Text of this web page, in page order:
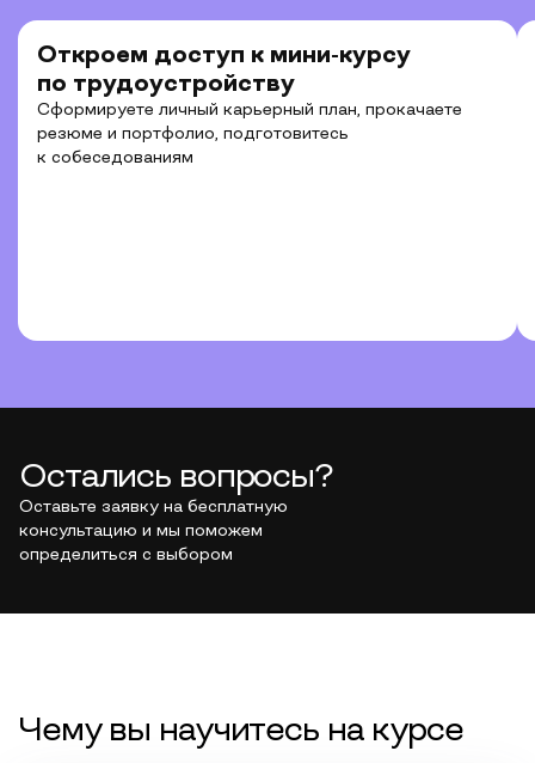
Откроем доступ к мини-курсу
по трудоустройству
Сформируете личный карьерный план, прокачаете
резюме и портфолио, подготовитесь
к собеседованиям
Остались вопросы?
Оставьте заявку на бесплатную
консультацию и мы поможем
определиться с выбором
Чему вы научитесь на курсе